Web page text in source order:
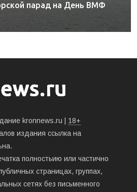
парад на День ВМФ
kronnews.ru | 18+
издания ссылка на
полностьию или частично
страницах, группах,
сетях без письменного